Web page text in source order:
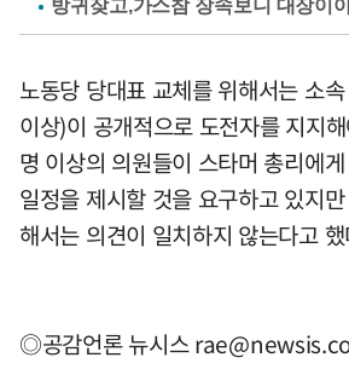
노동당 당대표 교체를 위해서는 소
이상)이 공개적으로 도전자를 지지
명 이상의 의원들이 스타머 총리에
일정을 제시할 것을 요구하고 있지
해서는 의견이 일치하지 않는다고
◎공감언론 뉴시스